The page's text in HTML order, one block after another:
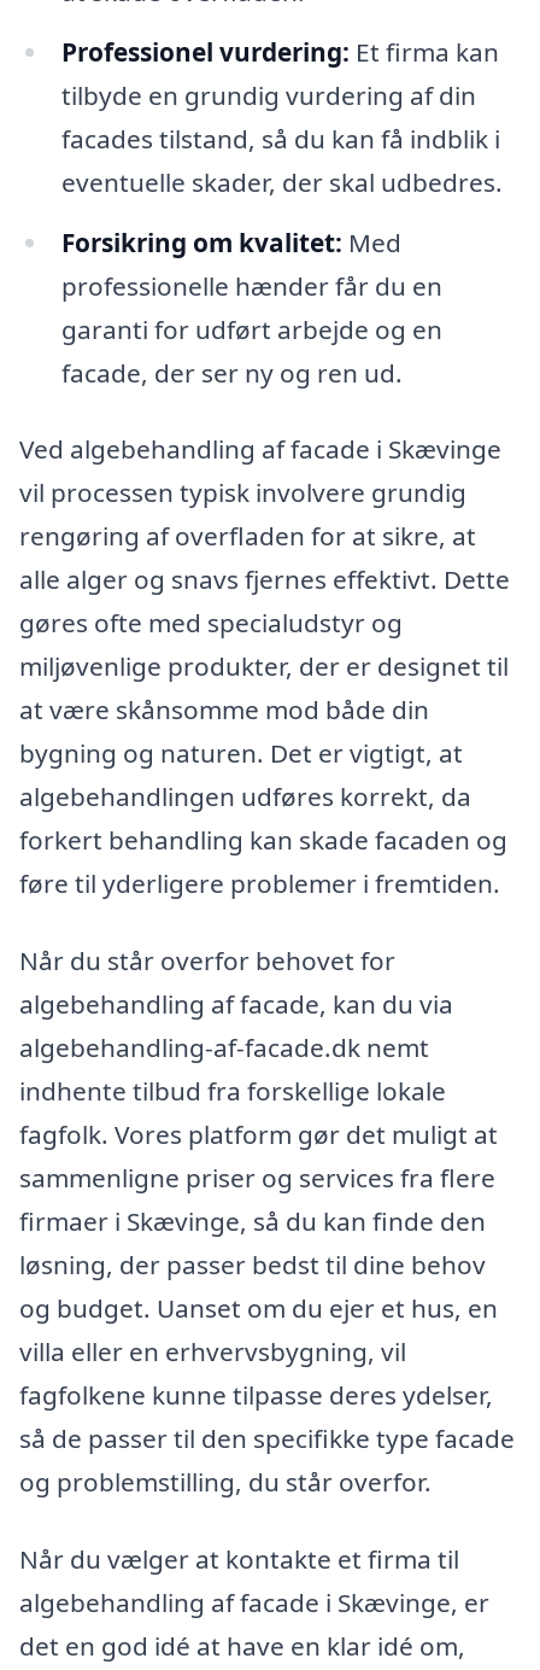
Professionel vurdering: Et firma kan
tilbyde en grundig vurdering af din
facades tilstand, så du kan få indblik i
eventuelle skader, der skal udbedres.
Forsikring om kvalitet: Med
professionelle hænder får du en
garanti for udført arbejde og en
facade, der ser ny og ren ud.
Ved algebehandling af facade i Skævinge
vil processen typisk involvere grundig
rengøring af overfladen for at sikre, at
alle alger og snavs fjernes effektivt. Dette
gøres ofte med specialudstyr og
miljøvenlige produkter, der er designet til
at være skånsomme mod både din
bygning og naturen. Det er vigtigt, at
algebehandlingen udføres korrekt, da
forkert behandling kan skade facaden og
føre til yderligere problemer i fremtiden.
Når du står overfor behovet for
algebehandling af facade, kan du via
algebehandling-af-facade.dk nemt
indhente tilbud fra forskellige lokale
fagfolk. Vores platform gør det muligt at
sammenligne priser og services fra flere
firmaer i Skævinge, så du kan finde den
løsning, der passer bedst til dine behov
og budget. Uanset om du ejer et hus, en
villa eller en erhvervsbygning, vil
fagfolkene kunne tilpasse deres ydelser,
så de passer til den specifikke type facade
og problemstilling, du står overfor.
Når du vælger at kontakte et firma til
algebehandling af facade i Skævinge, er
det en god idé at have en klar idé om,